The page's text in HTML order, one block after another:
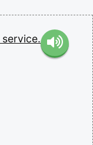
service.